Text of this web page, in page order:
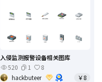
入侵监测报警设备相关图库
520
1
8
hackbuteer
￥8